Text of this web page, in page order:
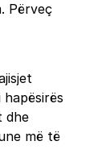
Përveç
dhe
më të